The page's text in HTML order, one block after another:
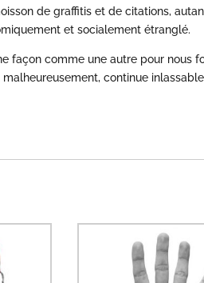
de graffitis et de citations,
et socialement étranglé.
façon comme une autre pour nous
continue